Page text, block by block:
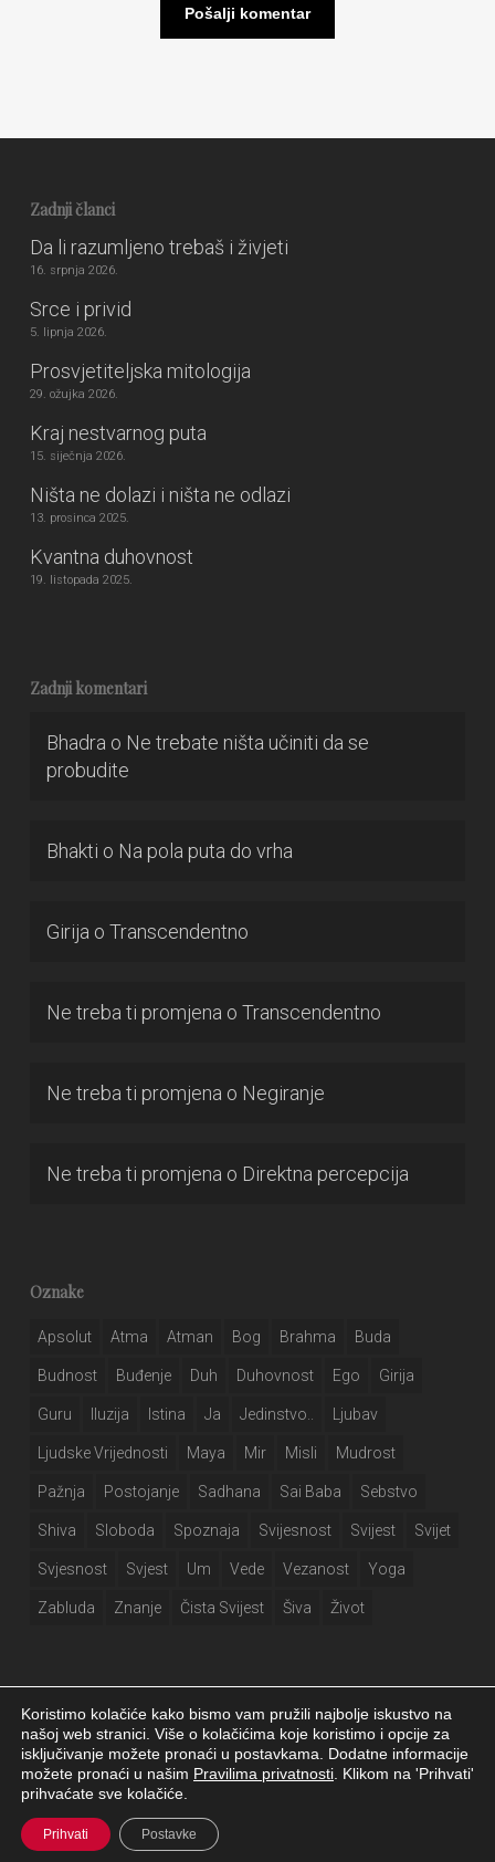
Zadnji članci
Da li razumljeno trebaš i živjeti
16. srpnja 2026.
Srce i privid
5. lipnja 2026.
Prosvjetiteljska mitologija
29. ožujka 2026.
Kraj nestvarnog puta
15. siječnja 2026.
Ništa ne dolazi i ništa ne odlazi
13. prosinca 2025.
Kvantna duhovnost
19. listopada 2025.
Zadnji komentari
Bhadra o Ne trebate ništa učiniti da se
probudite
Bhakti o Na pola puta do vrha
Girija o Transcendentno
Ne treba ti promjena o Transcendentno
Ne treba ti promjena o Negiranje
Ne treba ti promjena o Direktna percepcija
Oznake
Apsolut Atma Atman Bog Brahma Buda
Budnost Buđenje Duh Duhovnost Ego Girija
Guru Iluzija Istina Ja Jedinstvo.. Ljubav
Ljudske Vrijednosti Maya Mir Misli Mudrost
Pažnja Postojanje Sadhana Sai Baba Sebstvo
Shiva Sloboda Spoznaja Svijesnost Svijest Svijet
Svjesnost Svjest Um Vede Vezanost Yoga
Zabluda Znanje Čista Svijest Šiva Život
Girija.info 2026 |Izjava o privatnosti|Postavke kolačića|Izrada web
stranice
facebook
Koristimo kolačiće kako bismo vam pružili najbolje iskustvo na
našoj web stranici. Više o kolačićima koje koristimo i opcije za
isključivanje možete pronaći u postavkama. Dodatne informacije
možete pronaći u našim Pravilima privatnosti . Klikom na 'Prihvati'
prihvaćate sve kolačiće.
Prihvati Postavke